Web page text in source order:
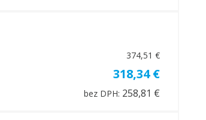
374,51 €
318,34 €
bez DPH: 258,81 €